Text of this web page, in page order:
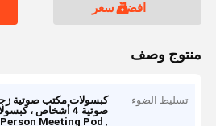
افضل سعر
منتوج وصف
تسليط الضوء
كبسولات مكتب صوتية
صوتية 4 أشخاص ، كبسولات مكتب صوتية 4 أشخاص
,
Meeting Pod